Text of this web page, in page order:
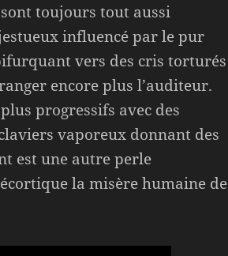
toujours tout aussi
influencé par le pur
vers des cris torturés
encore plus l’auditeur.
progressifs avec des
vaporeux donnant des
est une autre perle
la misère humaine de